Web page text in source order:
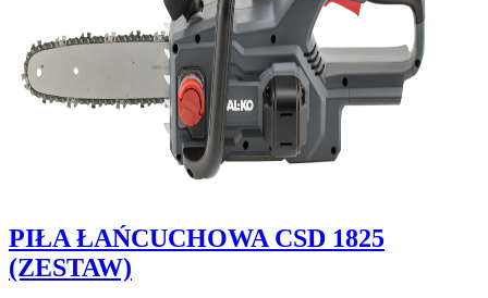
PIŁA ŁAŃCUCHOWA CSD 1825
(ZESTAW)